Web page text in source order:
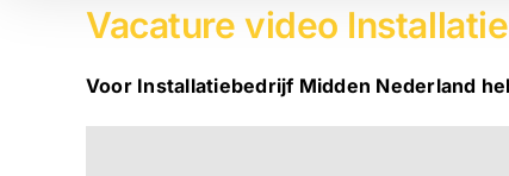
Vacature video
Voor Installatiebedrijf Midden Nederland